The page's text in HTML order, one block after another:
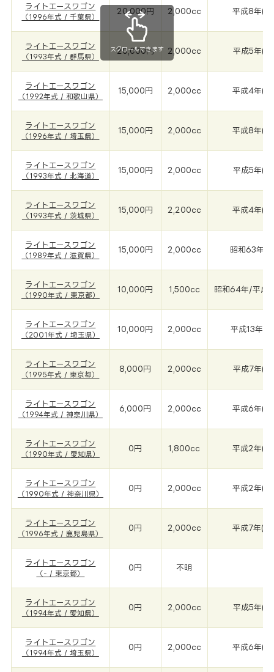
ライトエースワゴン
（1996年式 / 千葉県）
20,000円 2,000cc 平成8年
ライトエースワゴン
（1993年式 / 群馬県）
20,000円 2,000cc 平成5年
ライトエースワゴン
（1992年式 / 和歌山県）
15,000円 2,000cc 平成4年
ライトエースワゴン
（1996年式 / 埼玉県）
15,000円 2,000cc 平成8年
ライトエースワゴン
（1993年式 / 北海道）
15,000円 2,000cc 平成5年
ライトエースワゴン
（1993年式 / 茨城県）
15,000円 2,200cc 平成4年
ライトエースワゴン
（1989年式 / 滋賀県）
15,000円 2,000cc 昭和63年
ライトエースワゴン
（1990年式 / 東京都）
10,000円 1,500cc 昭和64年/平成
ライトエースワゴン
（2001年式 / 埼玉県）
10,000円 2,000cc 平成13年
ライトエースワゴン
（1995年式 / 東京都）
8,000円 2,000cc 平成7年
ライトエースワゴン
（1994年式 / 神奈川県）
6,000円 2,000cc 平成6年
ライトエースワゴン
（1990年式 / 愛知県）
0円 1,800cc 平成2年
ライトエースワゴン
（1990年式 / 神奈川県）
0円 2,000cc 平成2年
ライトエースワゴン
（1996年式 / 鹿児島県）
0円 2,000cc 平成7年
ライトエースワゴン
（- / 東京都）
0円 不明
ライトエースワゴン
（1994年式 / 愛知県）
0円 2,000cc 平成5年
ライトエースワゴン
（1994年式 / 埼玉県）
0円 2,000cc 平成6年
スクロールできます